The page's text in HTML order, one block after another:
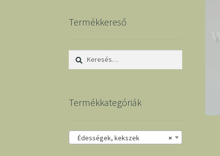
Termékkereső
Keresés:
Termékkategóriák
×
Édességek, kekszek